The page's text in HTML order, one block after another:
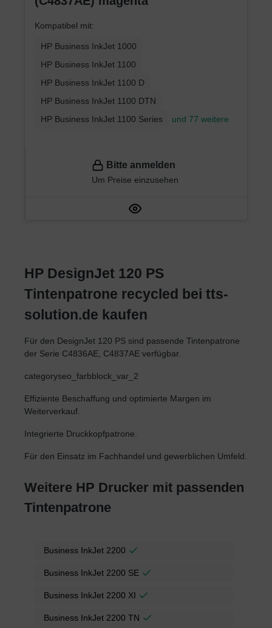
Kompatibel mit:
HP Business InkJet 1000
HP Business InkJet 1100
HP Business InkJet 1100 D
HP Business InkJet 1100 DTN
HP Business InkJet 1100 Series
und 77 weitere
Bitte anmelden
Um Preise einzusehen
HP DesignJet 120 PS
Tintenpatrone recycled bei tts-
solution.de kaufen
Für den DesignJet 120 PS sind passende Tintenpatrone
der Serie C4836AE, C4837AE verfügbar.
categoryseo_farbblock_var_2
Effiziente Beschaffung und optimierte Margen im
Weiterverkauf.
Integrierte Druckkopfpatrone.
Für den Einsatz im Fachhandel und gewerblichen Umfeld.
Weitere HP Drucker mit passenden
Tintenpatrone
Business InkJet 2200
Business InkJet 2200 SE
Business InkJet 2200 XI
Business InkJet 2200 TN